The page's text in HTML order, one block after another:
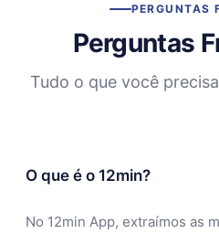
PERGUNTAS
Perguntas
Tudo o que você
O que é o 12min?
No 12min App, extraímos as